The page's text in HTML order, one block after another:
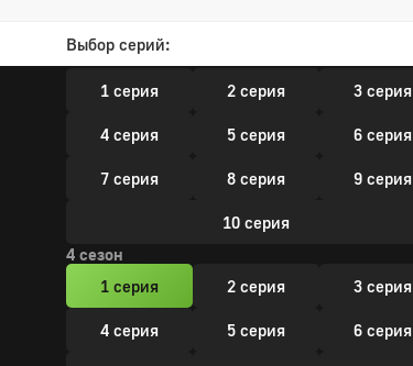
Выбор серий:
3 сезон
1 серия
2 серия 3 серия
4 серия 5 серия 6 серия
7 серия 8 серия 9 серия
10 серия
4 сезон
1 серия
2 серия 3 серия
4 серия 5 серия 6 серия